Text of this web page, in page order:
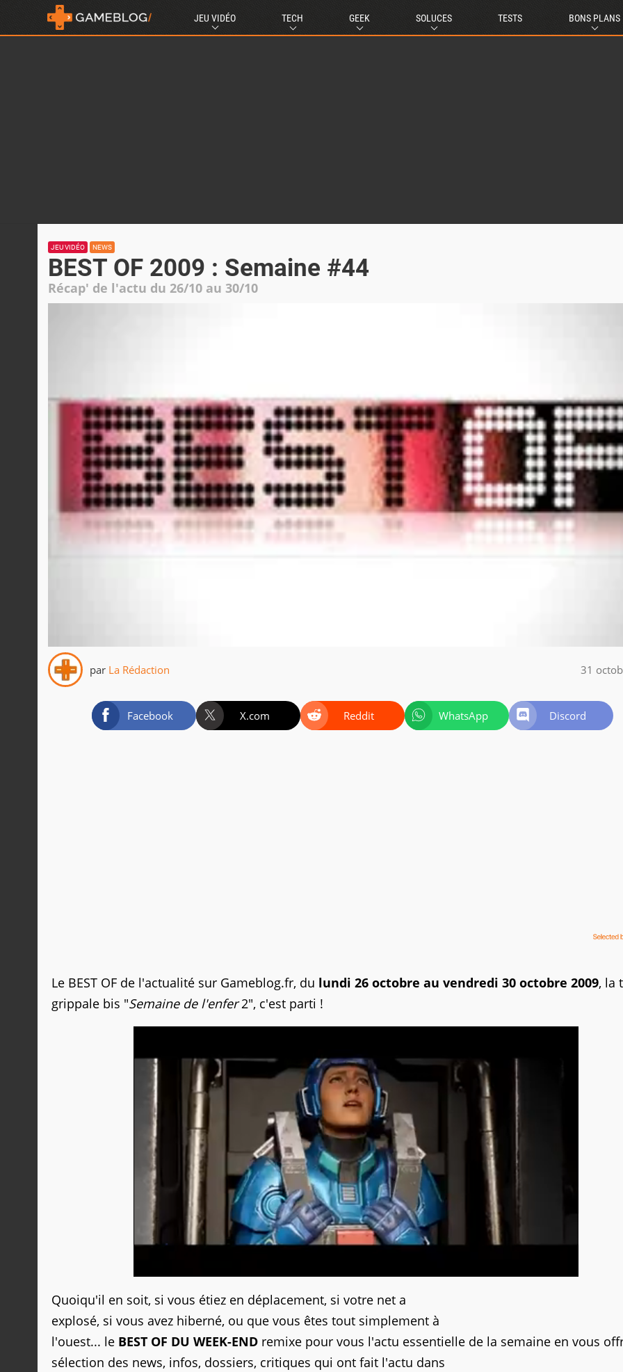
JEU VIDÉO TECH GEEK SOLUCES TESTS BONS PLANS
JEU VIDÉO NEWS
BEST OF 2009 : Semaine #44
Récap' de l'actu du 26/10 au 30/10
par La Rédaction 31
Facebook X.com Reddit WhatsApp Discord
Le BEST OF de l'actualité sur Gameblog.fr, du lundi 26 octobre au vendredi 30 octobre 2009, la
grippale bis "Semaine de l'enfer2", c'est parti !
Quoiqu'il en soit, si vous étiez en déplacement, si votre net a
explosé, si vous avez hiberné, ou que vous êtes tout simplement à
l'ouest... le BEST OF DU WEEK-END remixe pour vous l'actu essentielle de la semaine en vous
sélection des news, infos, dossiers, critiques qui ont fait l'actu dans